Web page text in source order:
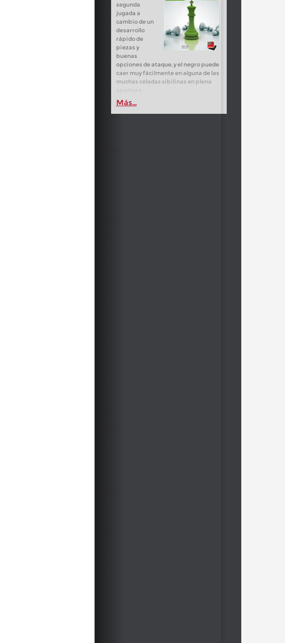
segunda
jugada a
cambio de un
desarrollo
rápido de
piezas y
buenas
opciones de ataque, y el negro puede
caer muy fácilmente en alguna de las
muchas celadas sibilinas en plena
Más...